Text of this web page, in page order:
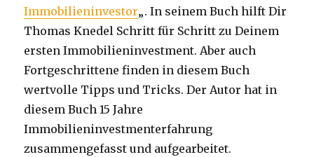
Immobilieninvestor„. In seinem Buch hilft Dir
Thomas Knedel Schritt für Schritt zu Deinem
ersten Immobilieninvestment. Aber auch
Fortgeschrittene finden in diesem Buch
wertvolle Tipps und Tricks. Der Autor hat in
diesem Buch 15 Jahre
Immobilieninvestmenterfahrung
zusammengefasst und aufgearbeitet.